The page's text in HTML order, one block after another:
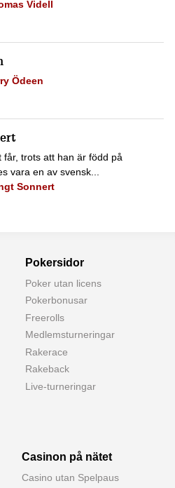
Videll
Ödeen
får, trots att han är född på
vara en av svensk...
Sonnert
Pokersidor
Poker utan licens
Pokerbonusar
Freerolls
Medlemsturneringar
Rakerace
Rakeback
Live-turneringar
Casinon på nätet
Casino utan Spelpaus